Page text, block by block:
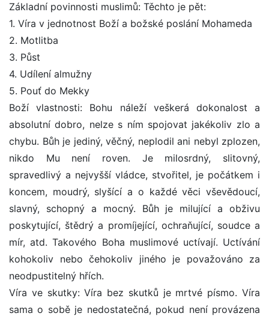
Základní povinnosti muslimů: Těchto je pět:
1. Víra v jednotnost Boží a božské poslání Mohameda
2. Motlitba
3. Půst
4. Udílení almužny
5. Pouť do Mekky
Boží vlastnosti: Bohu náleží veškerá dokonalost a
absolutní dobro, nelze s ním spojovat jakékoliv zlo a
chybu. Bůh je jediný, věčný, neplodil ani nebyl zplozen,
nikdo Mu není roven. Je milosrdný, slitovný,
spravedlivý a nejvyšší vládce, stvořitel, je počátkem i
koncem, moudrý, slyšící a o každé věci vševědoucí,
slavný, schopný a mocný. Bůh je milující a obživu
poskytující, štědrý a promíjející, ochraňující, soudce a
mír, atd. Takového Boha muslimové uctívají. Uctívání
kohokoliv nebo čehokoliv jiného je považováno za
neodpustitelný hřích.
Víra ve skutky: Víra bez skutků je mrtvé písmo. Víra
sama o sobě je nedostatečná, pokud není provázena